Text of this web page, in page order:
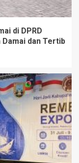
di DPRD
Damai dan Tertib